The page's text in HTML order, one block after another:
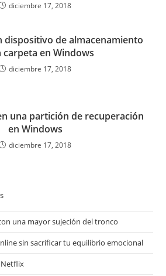
diciembre 17, 2018
dispositivo de almacenamiento
carpeta en Windows
diciembre 17, 2018
una partición de recuperación
en Windows
diciembre 17, 2018
una mayor sujeción del tronco
sin sacrificar tu equilibrio emocional
Netflix